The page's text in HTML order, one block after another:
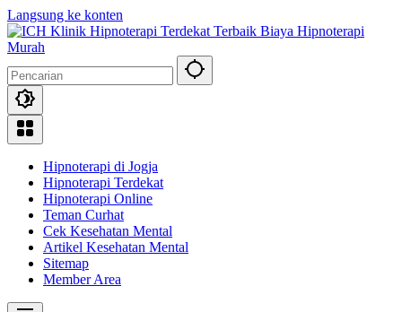
Langsung ke konten
Hipnoterapi di Jogja
Hipnoterapi Terdekat
Hipnoterapi Online
Teman Curhat
Cek Kesehatan Mental
Artikel Kesehatan Mental
Sitemap
Member Area